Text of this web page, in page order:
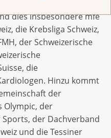
dies insbesondere mfe
die Krebsliga Schweiz,
der Schweizerische
die
Hinzu kommt
der
Olympic, der
der Dachverband
und die Tessiner